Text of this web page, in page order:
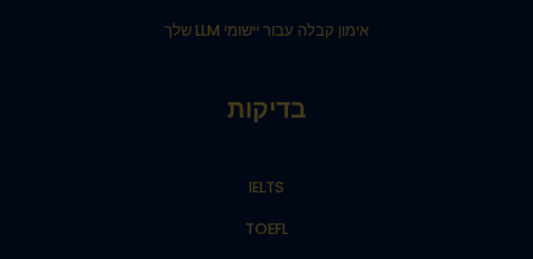
אימון קבלה עבור יישומי LLM שלך
בדיקות
IELTS
TOEFL